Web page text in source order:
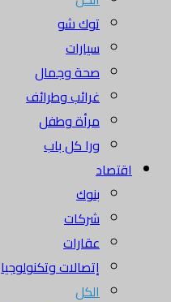
توك شو
سيارات
صحة وجمال
غرائب وطرائف
مرأة وطفل
ورا كل باب
اقتصاد
بنوك
شركات
عقارات
إتصالات وتكنولوجيا
الكل